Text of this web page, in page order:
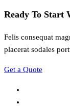
Ready To Start
Felis consequat
placerat sodales
Get a Quote